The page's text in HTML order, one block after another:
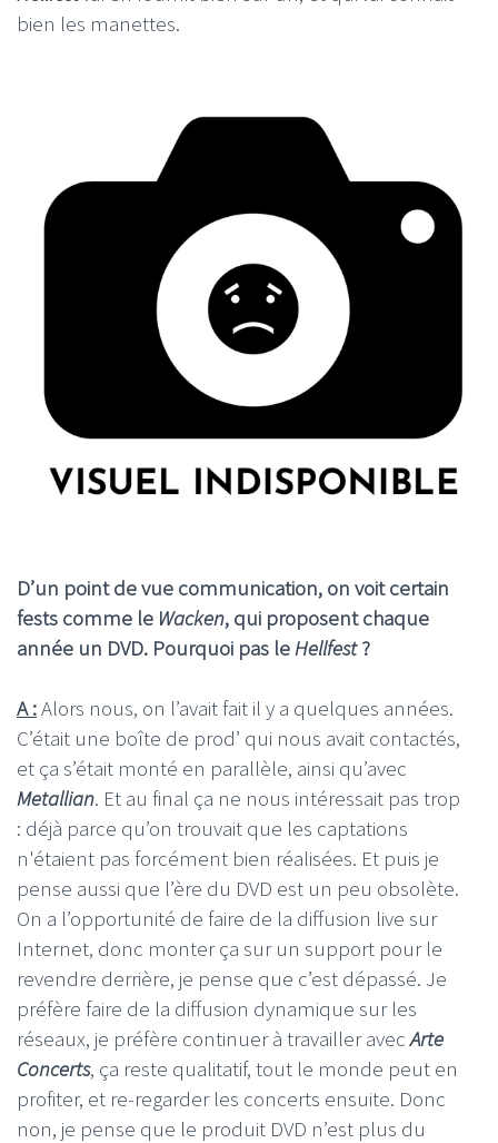
bien les manettes.
D’un point de vue communication, on voit certain
fests comme le Wacken, qui proposent chaque
année un DVD. Pourquoi pas leHellfest?
A :Alors nous, on l’avait fait il y a quelques années.
C’était une boîte de prod’ qui nous avait contactés,
et ça s’était monté en parallèle, ainsi qu’avec
Metallian. Et au final ça ne nous intéressait pas trop
: déjà parce qu’on trouvait que les captations
n'étaient pas forcément bien réalisées. Et puis je
pense aussi que l’ère du DVD est un peu obsolète.
On a l’opportunité de faire de la diffusion live sur
Internet, donc monter ça sur un support pour le
revendre derrière, je pense que c’est dépassé. Je
préfère faire de la diffusion dynamique sur les
réseaux, je préfère continuer à travailler avecArte
Concerts, ça reste qualitatif, tout le monde peut en
profiter, et re-regarder les concerts ensuite. Donc
non, je pense que le produit DVD n’est plus du